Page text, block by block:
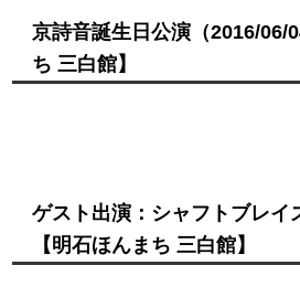
京詩音誕生日公演（2016/06/
ち 三白館】
ゲスト出演：シャフトブレイ
【明石ほんまち 三白館】